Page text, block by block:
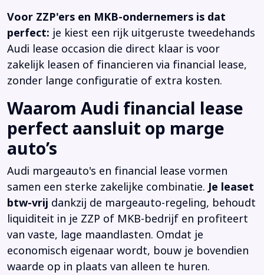
Voor ZZP'ers en MKB-ondernemers is dat
perfect: je kiest een rijk uitgeruste tweedehands
Audi lease occasion die direct klaar is voor
zakelijk leasen of financieren via financial lease,
zonder lange configuratie of extra kosten.
Waarom Audi financial lease
perfect aansluit op marge
auto’s
Audi margeauto's en financial lease vormen
samen een sterke zakelijke combinatie. Je leaset
btw-vrij dankzij de margeauto-regeling, behoudt
liquiditeit in je ZZP of MKB-bedrijf en profiteert
van vaste, lage maandlasten. Omdat je
economisch eigenaar wordt, bouw je bovendien
waarde op in plaats van alleen te huren.